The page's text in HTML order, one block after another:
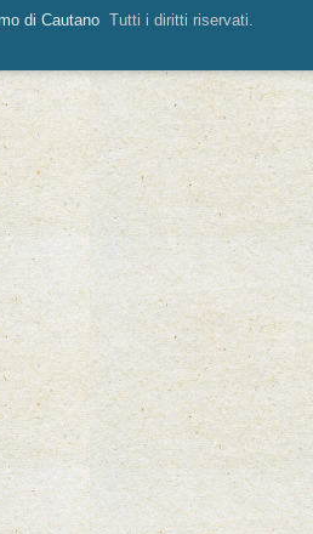
di Cautano Tutti i diritti riservati.